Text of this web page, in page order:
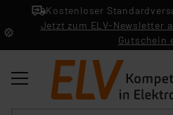
Kostenloser
Jetzt zum ELV-Newsletter
Gutschein